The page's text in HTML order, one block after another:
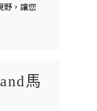
野，讓您
馬